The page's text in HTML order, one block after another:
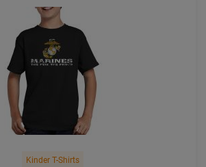
Kinder T-Shirts